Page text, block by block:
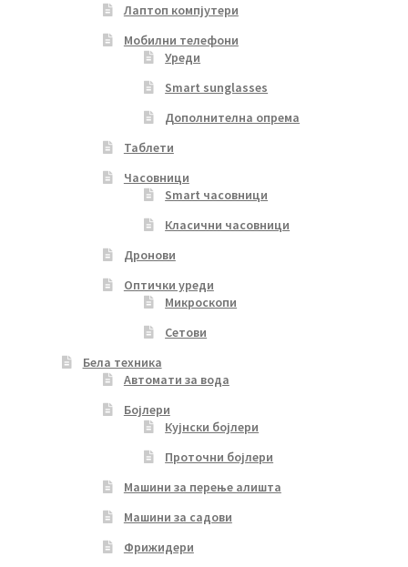
Лаптоп компјутери
Мобилни телефони
Уреди
Smart sunglasses
Дополнителна опрема
Таблети
Часовници
Smart часовници
Класични часовници
Дронови
Оптички уреди
Микроскопи
Сетови
Бела техника
Автомати за вода
Бојлери
Кујнски бојлери
Проточни бојлери
Машини за перење алишта
Машини за садови
Фрижидери